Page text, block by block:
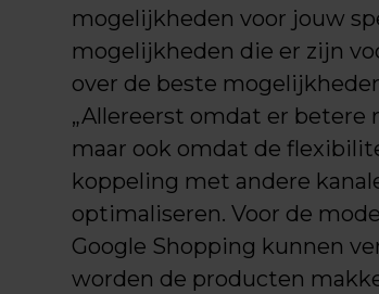
mogelijkheden voor jouw
mogelijkheden die er zijn
over de beste
„Allereerst omdat er betere
maar ook omdat de
koppeling met andere
optimaliseren. Voor de
Google Shopping kunnen
worden de producten